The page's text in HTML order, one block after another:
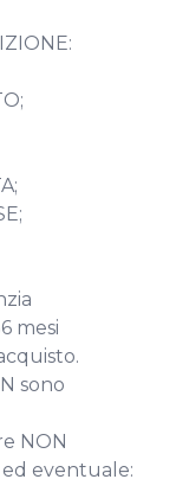
mesi
sono
NON
ed eventuale: